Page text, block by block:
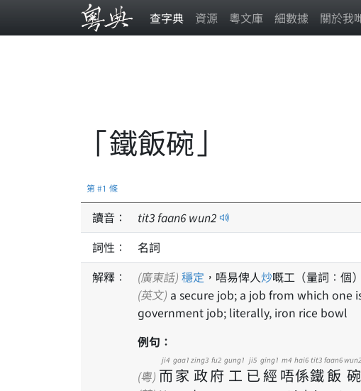
查字典 資源 粵文庫 細數據 關於我
「鐵飯碗」
第 #1 條
讀音： tit3faan6wun2
詞性：
名詞
解釋：
(廣東話) 穩定 ，唔易俾人炒嘅工（量詞：個）
(英文)
government job; literally, iron rice bowl
例句：
(粵) 而
ji4
家
gaa1
政
zing3
府
fu2
工
gung1
已
ji5
經
ging1
唔
m4
係
hai6
鐵
tit3
飯
faan6
碗
wun2